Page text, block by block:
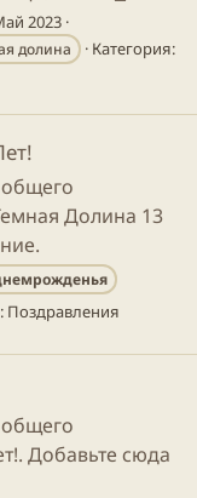
2023
долина
Категория:
Долина 13
Поздравления
Добавьте сюда